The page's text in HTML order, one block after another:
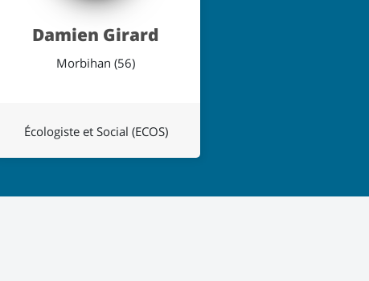
Damien Girard
Morbihan (56)
Écologiste et Social (ECOS)